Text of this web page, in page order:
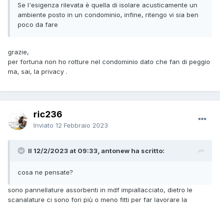
Se l'esigenza rilevata è quella di isolare acusticamente un
ambiente posto in un condominio, infine, ritengo vi sia ben
poco da fare
grazie,
per fortuna non ho rotture nel condominio dato che fan di peggio
ma, sai, la privacy .
ric236
Inviato 12 Febbraio 2023
Il 12/2/2023 at 09:33, antonew ha scritto:
cosa ne pensate?
sono pannellature assorbenti in mdf impiallacciato, dietro le
scanalature ci sono fori più o meno fitti per far lavorare la